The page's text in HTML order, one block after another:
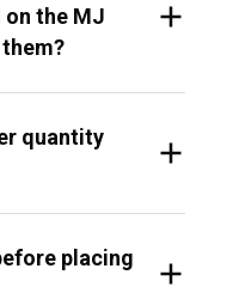
on the MJ
quantity
placing